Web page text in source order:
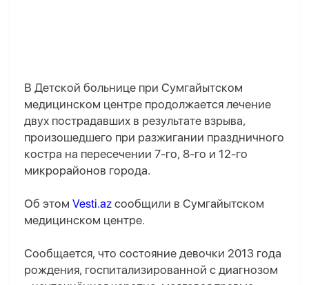
В Детской больнице при Сумгайытском
медицинском центре продолжается лечение
двух пострадавших в результате взрыва,
произошедшего при разжигании праздничного
костра на пересечении 7-го, 8-го и 12-го
микрорайонов города.
Об этом Vesti.az сообщили в Сумгайытском
медицинском центре.
Сообщается, что состояние девочки 2013 года
рождения, госпитализированной с диагнозом